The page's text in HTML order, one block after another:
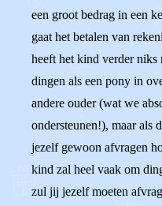
een groot bedrag in een
gaat het betalen van
heeft het kind verder niks
dingen als een pony in
andere ouder (wat we
ondersteunen!), maar als
jezelf gewoon afvragen
kind zal heel vaak om
zul jij jezelf moeten